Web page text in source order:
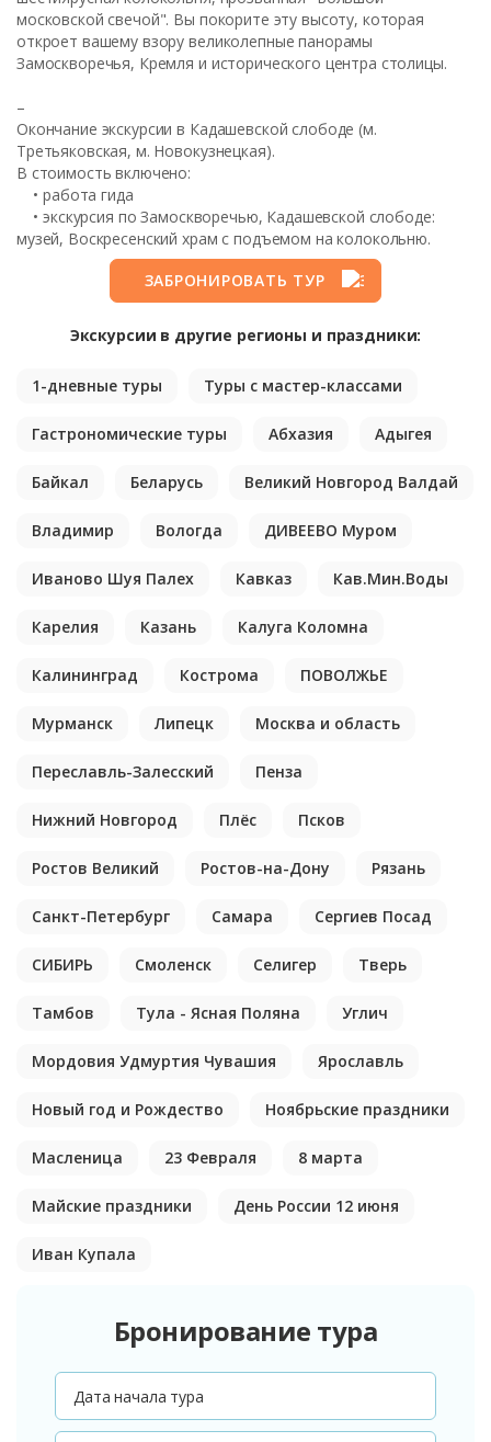
московской свечой". Вы покорите эту высоту, которая
откроет вашему взору великолепные панорамы
Замоскворечья, Кремля и исторического центра столицы.
–
Окончание экскурсии в Кадашевской слободе (м.
Третьяковская, м. Новокузнецкая).
В стоимость включено:
• работа гида
• экскурсия по Замоскворечью, Кадашевской слободе:
музей, Воскресенский храм с подъемом на колокольню.
ЗАБРОНИРОВАТЬ ТУР
Экскурсии в другие регионы и праздники:
1-дневные туры Туры с мастер-классами
Гастрономические туры Абхазия Адыгея
Байкал Беларусь Великий Новгород Валдай
Владимир Вологда ДИВЕЕВО Муром
Иваново Шуя Палех Кавказ Кав.Мин.Воды
Карелия Казань Калуга Коломна
Калининград Кострома ПОВОЛЖЬЕ
Мурманск Липецк Москва и область
Переславль-Залесский Пенза
Нижний Новгород Плёс Псков
Ростов Великий Ростов-на-Дону Рязань
Санкт-Петербург Самара Сергиев Посад
СИБИРЬ Смоленск Селигер Тверь
Тамбов Тула - Ясная Поляна Углич
Мордовия Удмуртия Чувашия Ярославль
Новый год и Рождество Ноябрьские праздники
Масленица 23 Февраля 8 марта
Майские праздники День России 12 июня
Иван Купала
Бронирование тура
Дата начала тура